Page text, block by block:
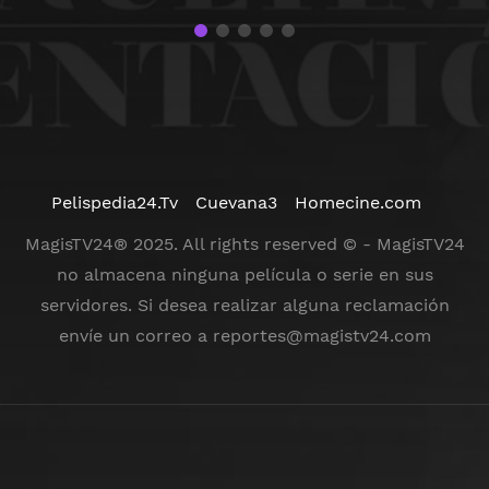
Pelispedia24.Tv Cuevana3
Homecine.com
MagisTV24® 2025. All rights reserved © - MagisTV24
no almacena ninguna película o serie en sus
servidores. Si desea realizar alguna reclamación
envíe un correo a reportes@magistv24.com